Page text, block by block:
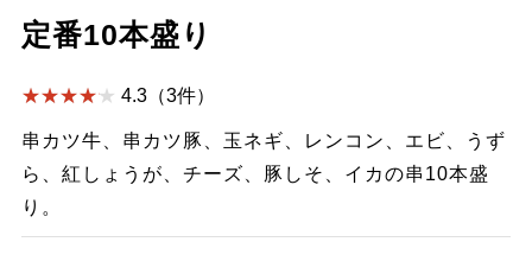
定番10本盛り
4.3（3件）
串カツ牛、串カツ豚、玉ネギ、レンコン、エビ、うず
ら、紅しょうが、チーズ、豚しそ、イカの串10本盛
り。